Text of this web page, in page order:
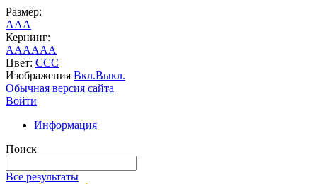
Размер:
AAA
Кернинг:
AAAAAA
Цвет: CCC
Изображения Вкл.Выкл.
Обычная версия сайта
Войти
Информация
Поиск
Все результаты